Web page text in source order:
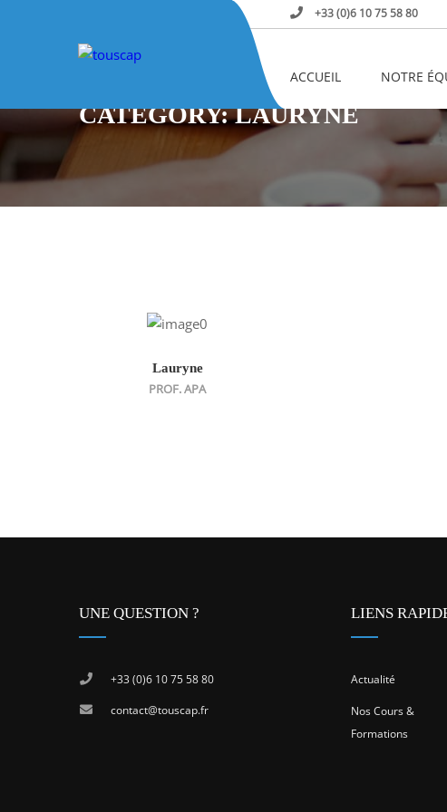
+33 (0)6 10 75 58 80
ACCUEIL NOTRE
Particulier Lauryne
CATEGORY: LAURYNE
Lauryne
PROF. APA
UNE QUESTION ?
+33 (0)6 10 75 58 80
contact@touscap.fr
LIENS
Actualité
Nos Cours &
Formations